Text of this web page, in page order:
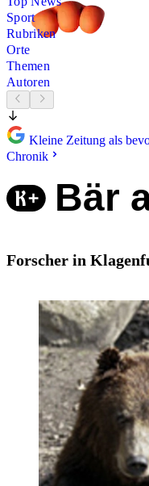
Sport
Rubriken
Orte
Themen
Autoren
Kleine Zeitung als
Chronik
Bär
Forscher in